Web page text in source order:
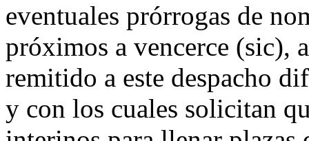
eventuales prórrogas de
próximos a vencerce (sic),
remitido a este despacho
y con los cuales solicitan